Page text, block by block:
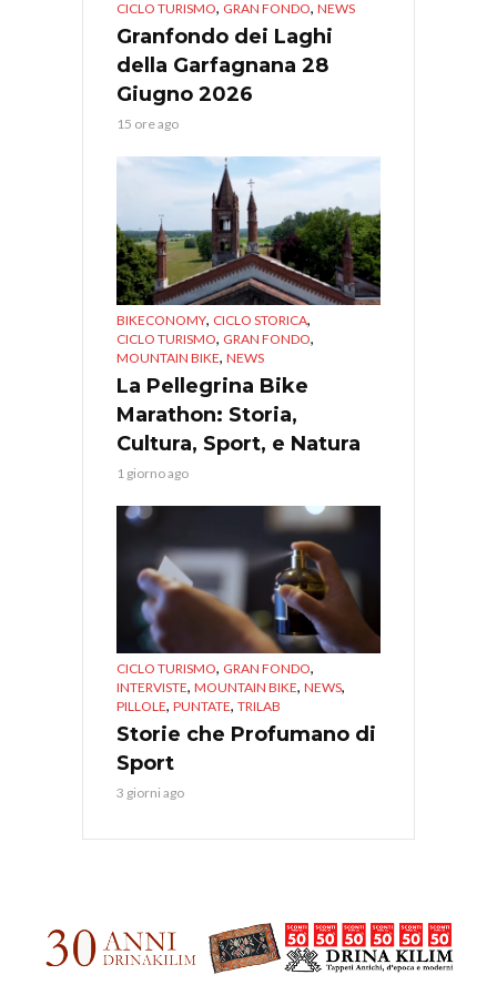
CICLO TURISMO, GRAN FONDO, NEWS
Granfondo dei Laghi
della Garfagnana 28
Giugno 2026
15 ore ago
BIKECONOMY, CICLO STORICA,
CICLO TURISMO, GRAN FONDO,
MOUNTAIN BIKE, NEWS
La Pellegrina Bike
Marathon: Storia,
Cultura, Sport, e Natura
1 giorno ago
CICLO TURISMO, GRAN FONDO,
INTERVISTE, MOUNTAIN BIKE, NEWS,
PILLOLE, PUNTATE, TRILAB
Storie che Profumano di
Sport
3 giorni ago